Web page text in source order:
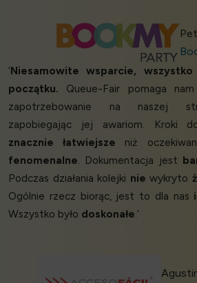
‘Niesamowite wsparcie,
początku. Queue-Fair pomaga
zapotrzebowanie na naszej
zapobiegając jej awariom. Kroki
znacznie łatwiejsze niż
fenomenalne. Dokumentacja jest
Podczas działania kolejki nie wykryto
Ogólnie rzecz biorąc, jest to dla nas
Wszystko było doskonałe.’